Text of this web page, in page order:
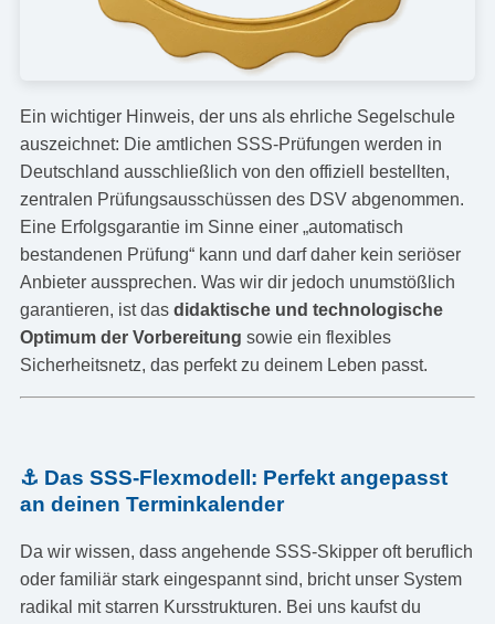
Ein wichtiger Hinweis, der uns als ehrliche Segelschule
auszeichnet: Die amtlichen SSS-Prüfungen werden in
Deutschland ausschließlich von den offiziell bestellten,
zentralen Prüfungsausschüssen des DSV abgenommen.
Eine Erfolgsgarantie im Sinne einer „automatisch
bestandenen Prüfung“ kann und darf daher kein seriöser
Anbieter aussprechen. Was wir dir jedoch unumstößlich
garantieren, ist das didaktische und technologische
Optimum der Vorbereitung sowie ein flexibles
Sicherheitsnetz, das perfekt zu deinem Leben passt.
⚓ Das SSS-Flexmodell: Perfekt angepasst
an deinen Terminkalender
Da wir wissen, dass angehende SSS-Skipper oft beruflich
oder familiär stark eingespannt sind, bricht unser System
radikal mit starren Kursstrukturen. Bei uns kaufst du